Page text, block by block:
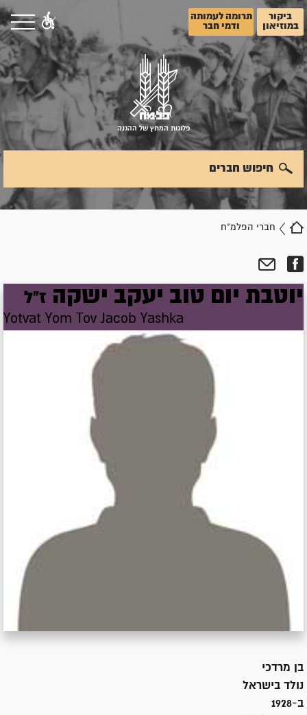
ביקור
במוזיאון
תרומה לעמותה
ודמי חבר
פלוגות המחץ של ההגנה
חברי הפלמ"ח
חיפוש חברים
יוטבת יום טוב יעקב ישקה ז"ל
Yotvat Yom Tov Jacob Yashka
בן
מרדכי
נולד בישראל
ב-1928